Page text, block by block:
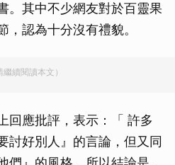
。其中不少網友對於百靈果
，認為十分沒有禮貌。
續閱讀本文）
回應批評，表示：「 許多
討好別人』的言論，但又同